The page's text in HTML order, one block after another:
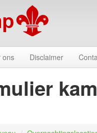
ons Disclaimer